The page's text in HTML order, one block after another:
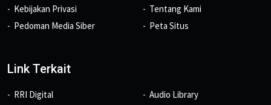
Kebijakan Privasi
Pedoman Media Siber
Tentang Kami
Peta Situs
Link Terkait
RRI Digital
Audio Library